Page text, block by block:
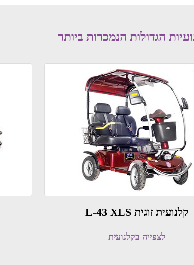
הגדולות הנמכרות ביותר
קלנועית זוגית L-43 XLS
לצפייה בקלנועית